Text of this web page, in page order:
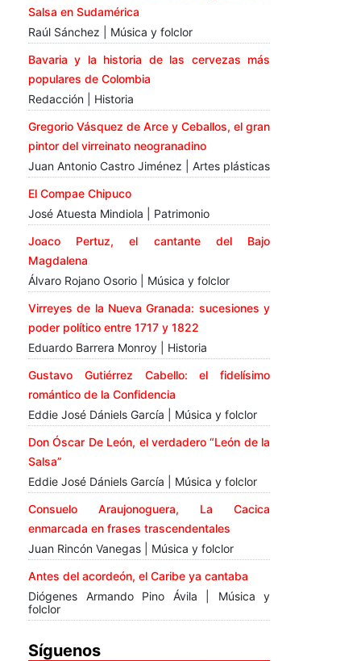
Salsa en Sudamérica
Raúl Sánchez | Música y folclor
Bavaria y la historia de las cervezas más
populares de Colombia
Redacción | Historia
Gregorio Vásquez de Arce y Ceballos, el gran
pintor del virreinato neogranadino
Juan Antonio Castro Jiménez | Artes plásticas
El Compae Chipuco
José Atuesta Mindiola | Patrimonio
Joaco Pertuz, el cantante del Bajo
Magdalena
Álvaro Rojano Osorio | Música y folclor
Virreyes de la Nueva Granada: sucesiones y
poder político entre 1717 y 1822
Eduardo Barrera Monroy | Historia
Gustavo Gutiérrez Cabello: el fidelísimo
romántico de la Confidencia
Eddie José Dániels García | Música y folclor
Don Óscar De León, el verdadero “León de la
Salsa”
Eddie José Dániels García | Música y folclor
Consuelo Araujonoguera, La Cacica
enmarcada en frases trascendentales
Juan Rincón Vanegas | Música y folclor
Antes del acordeón, el Caribe ya cantaba
Diógenes Armando Pino Ávila | Música y
folclor
Síguenos